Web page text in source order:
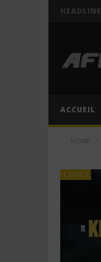
HEADLINE
ACCUEIL
HOME
LYRICS